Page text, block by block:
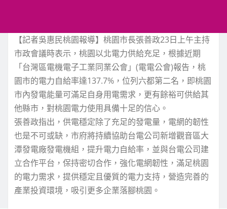
【記者吳惠民桃園報導】桃園市長張善政23日上午主持
市政會議時表示，桃園以北電力供給充足，根據近期
「台灣區電機電子工業同業公會」(電電公會)報告，桃
園市的電力自給率達137.7%，位列六都第二名，即桃園
市內發電能量可滿足自身用電需求，更有餘裕可供給其
他縣市，對桃園電力使用具備十足的信心。
張善政指出，供電穩定除了充足的發電量，電網的韌性
也是不可或缺，市府將持續協助台電公司新增觀音區大
潭發電廠發電機組，提升電力自給率，並與台電公司建
立合作平台，保持密切合作，強化電網韌性，滿足桃園
的電力需求，提供穩定且優質的電力支持，營造完善的
產業投資環境，吸引更多企業落腳桃園。